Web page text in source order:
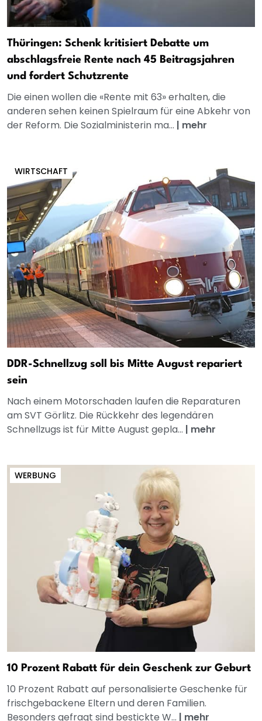
Thüringen: Schenk kritisiert Debatte um
abschlagsfreie Rente nach 45 Beitragsjahren
und fordert Schutzrente
Die einen wollen die «Rente mit 63» erhalten, die
anderen sehen keinen Spielraum für eine Abkehr von
der Reform. Die Sozialministerin ma... | mehr
WIRTSCHAFT
DDR-Schnellzug soll bis Mitte August repariert
sein
Nach einem Motorschaden laufen die Reparaturen
am SVT Görlitz. Die Rückkehr des legendären
Schnellzugs ist für Mitte August gepla... | mehr
WERBUNG
10 Prozent Rabatt für dein Geschenk zur Geburt
10 Prozent Rabatt auf personalisierte Geschenke für
frischgebackene Eltern und deren Familien.
Besonders gefragt sind bestickte W... | mehr